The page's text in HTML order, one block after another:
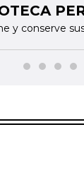
y conserve